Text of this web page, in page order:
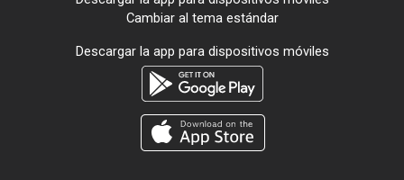
Cambiar al tema estándar
Descargar la app para dispositivos móviles